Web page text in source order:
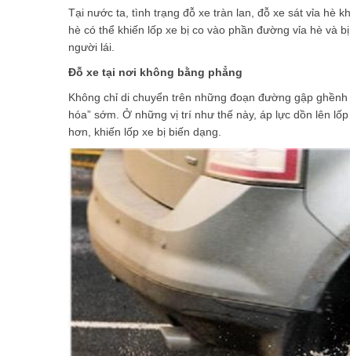
Tại nước ta, tình trạng đỗ xe tràn lan, đỗ xe sát vỉa hè
hè có thể khiến lốp xe bị co vào phần đường vỉa hè và
người lái.
Đỗ xe tại nơi không bằng phẳng
Không chỉ di chuyển trên những đoạn đường gập
hóa” sớm. Ở những vị trí như thế này, áp lực dồn lên
hơn, khiến lốp xe bị biến dạng.